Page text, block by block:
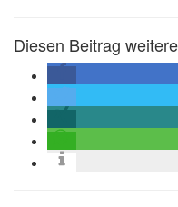
Diesen Beitrag